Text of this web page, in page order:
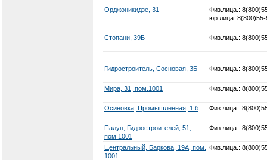
Орджоникидзе, 31
Физ.лица.:
юр.лица: 8(800)55-
Стопани, 39Б Физ.лица.:
Гидростроитель, Сосновая, 3Б Физ.лица.:
Мира, 31, пом.1001 Физ.лица.:
Осиновка, Промышленная, 1 б Физ.лица.:
Падун, Гидростроителей, 51,
пом.1001
Физ.лица.:
Центральный, Баркова, 19А, пом.
1001
Физ.лица.: